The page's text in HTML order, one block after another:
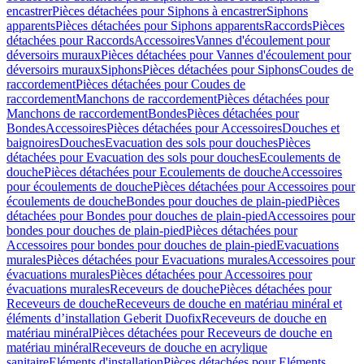
encastrerPièces détachées pour Siphons à encastrerSiphons
apparentsPièces détachées pour Siphons apparentsRaccordsPièces
détachées pour RaccordsAccessoiresVannes d'écoulement pour
déversoirs murauxPièces détachées pour Vannes d'écoulement pour
déversoirs murauxSiphonsPièces détachées pour SiphonsCoudes de
raccordementPièces détachées pour Coudes de
raccordementManchons de raccordementPièces détachées pour
Manchons de raccordementBondesPièces détachées pour
BondesAccessoiresPièces détachées pour AccessoiresDouches et
baignoiresDouchesEvacuation des sols pour douchesPièces
détachées pour Evacuation des sols pour douchesEcoulements de
douchePièces détachées pour Ecoulements de doucheAccessoires
pour écoulements de douchePièces détachées pour Accessoires pour
écoulements de doucheBondes pour douches de plain-piedPièces
détachées pour Bondes pour douches de plain-piedAccessoires pour
bondes pour douches de plain-piedPièces détachées pour
Accessoires pour bondes pour douches de plain-piedEvacuations
muralesPièces détachées pour Evacuations muralesAccessoires pour
évacuations muralesPièces détachées pour Accessoires pour
évacuations muralesReceveurs de douchePièces détachées pour
Receveurs de doucheReceveurs de douche en matériau minéral et
éléments d’installation Geberit DuofixReceveurs de douche en
matériau minéralPièces détachées pour Receveurs de douche en
matériau minéralReceveurs de douche en acrylique